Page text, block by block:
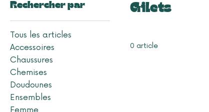
Rechercher par
Tous les articles
Accessoires
Chaussures
Chemises
Doudounes
Ensembles
Femme
Gilets
0 article